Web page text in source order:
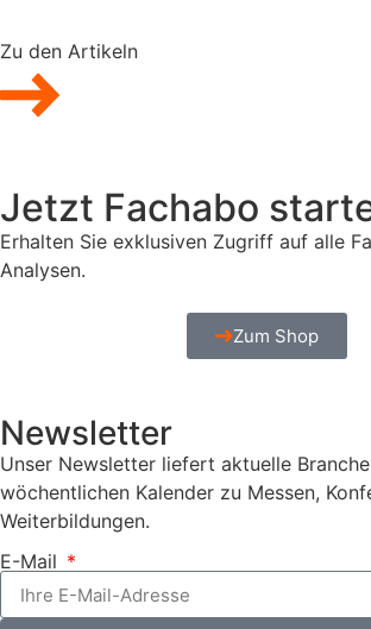
Zu den Artikeln
Jetzt Fachabo
Erhalten Sie exklusiven Zugriff auf alle
Analysen.
Zum Shop
Newsletter
Unser Newsletter liefert aktuelle
wöchentlichen Kalender zu Messen,
Weiterbildungen.
E-Mail